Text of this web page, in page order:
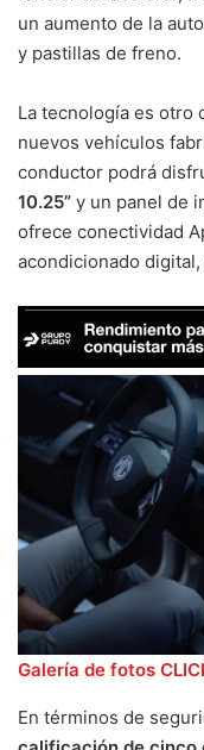
un aumento de la
y pastillas de freno.
La tecnología es otro
nuevos vehículos
conductor podrá
10.25” y un panel de
ofrece conectividad
acondicionado
Galería de fotos
En términos de